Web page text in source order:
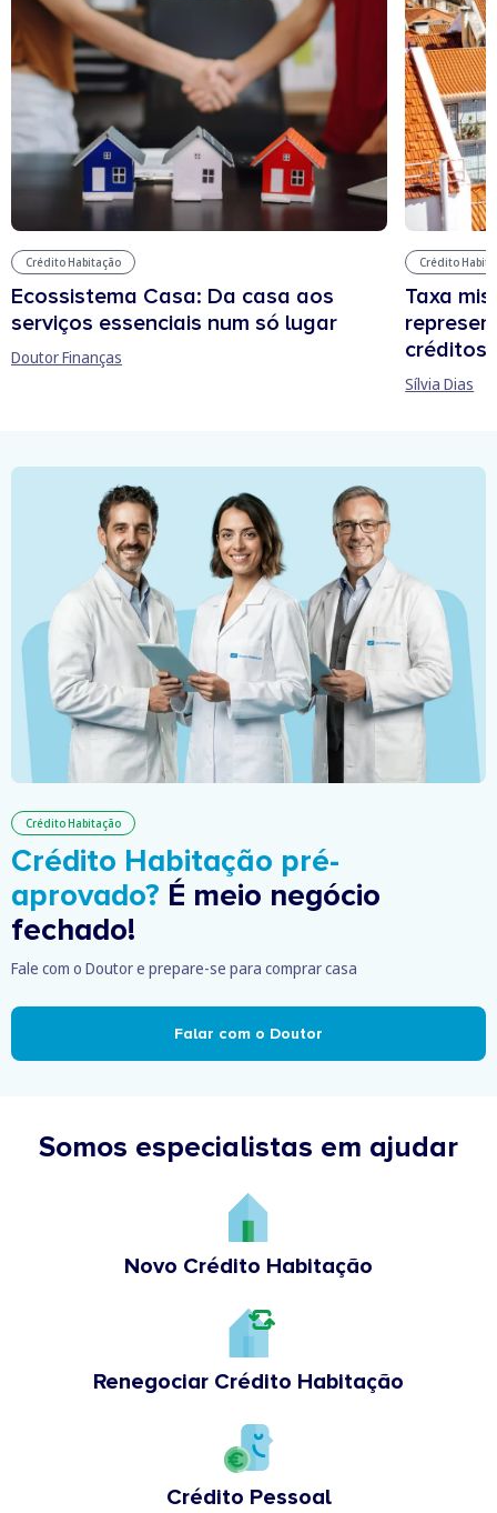
Crédito Habitação
Ecossistema Casa: Da casa aos
serviços essenciais num só lugar
Doutor Finanças
Crédito
Taxa
créditos
Sílvia Dias
Crédito Habitação
Crédito Habitação pré-
aprovado? É meio negócio
fechado!
Fale com o Doutor e prepare-se para comprar casa
Falar com o Doutor
Somos especialistas em ajudar
Novo Crédito Habitação
Renegociar Crédito Habitação
Crédito Pessoal